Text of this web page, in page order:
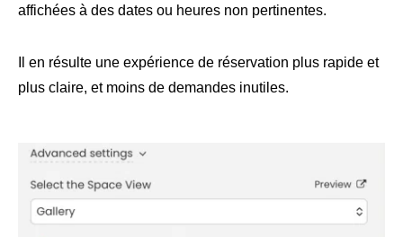
affichées à des dates ou heures non pertinentes.
Il en résulte une expérience de réservation plus rapide et
plus claire, et moins de demandes inutiles.